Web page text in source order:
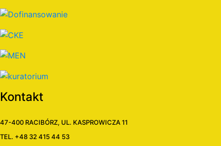
Kontakt
47-400 RACIBÓRZ, UL. KASPROWICZA 11
TEL. +48 32 415 44 53